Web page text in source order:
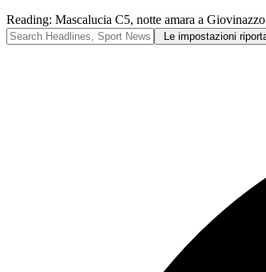
Reading: Mascalucia C5, notte amara a Giovinazzo